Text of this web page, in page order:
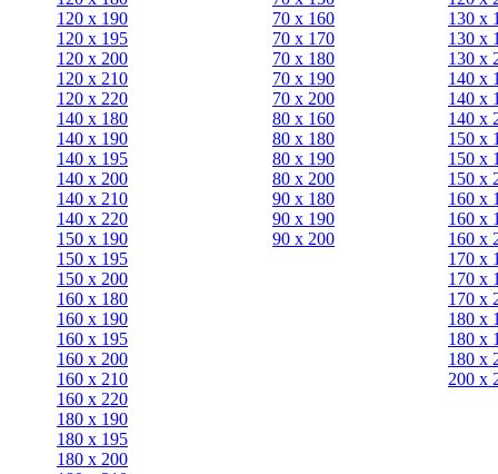
120 х 190
120 х 195
120 х 200
120 x 210
120 x 220
140 x 180
140 х 190
140 х 195
140 х 200
140 x 210
140 x 220
150 х 190
150 х 195
150 х 200
160 x 180
160 х 190
160 х 195
160 х 200
160 x 210
160 x 220
180 х 190
180 х 195
180 х 200
70 х 160
70 х 170
70 х 180
70 х 190
70 х 200
80 х 160
80 х 180
80 x 190
80 x 200
90 х 180
90 x 190
90 x 200
130 х
130 х
130 х
140 х
140 х
140 х
150 х
150 х
150 х
160 х
160 х
160 х
170 х
170 х
170 х
180 х
180 х
180 х
200 x